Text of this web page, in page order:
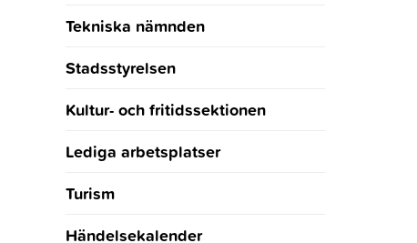
Tekniska nämnden
Stadsstyrelsen
Kultur- och fritidssektionen
Lediga arbetsplatser
Turism
Händelsekalender